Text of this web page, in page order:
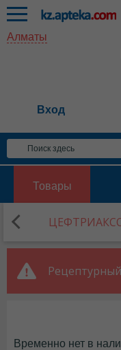
Алматы
Вход
Товары
Временно нет в